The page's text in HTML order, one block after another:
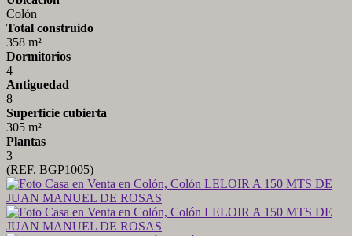
Colón
Total construido
358 m²
Dormitorios
4
Antiguedad
8
Superficie cubierta
305 m²
Plantas
3
(REF. BGP1005)